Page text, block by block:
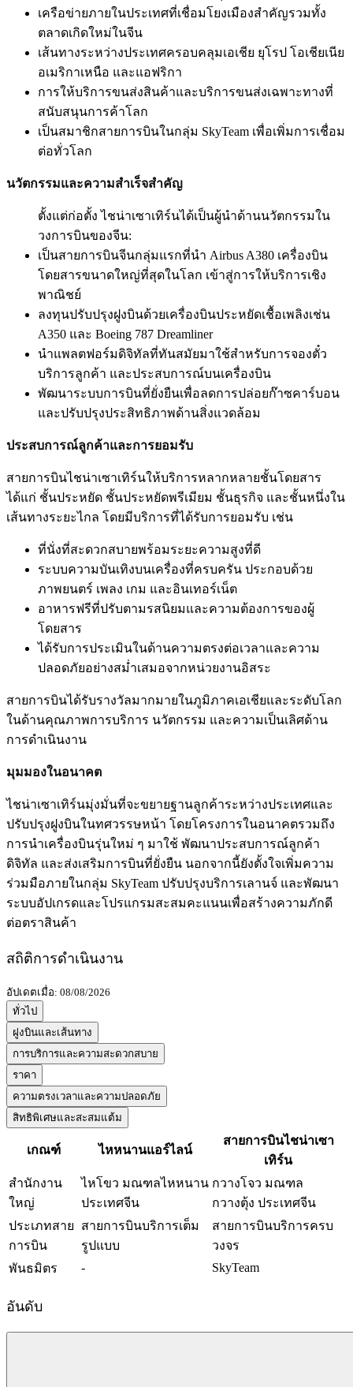
เครือข่ายภายในประเทศที่เชื่อมโยงเมืองสำคัญรวมทั้ง
ตลาดเกิดใหม่ในจีน
เส้นทางระหว่างประเทศครอบคลุมเอเชีย ยุโรป โอเชียเนีย
อเมริกาเหนือ และแอฟริกา
การให้บริการขนส่งสินค้าและบริการขนส่งเฉพาะทางที่
สนับสนุนการค้าโลก
เป็นสมาชิกสายการบินในกลุ่ม SkyTeam เพื่อเพิ่มการเชื่อม
ต่อทั่วโลก
นวัตกรรมและความสำเร็จสำคัญ
ตั้งแต่ก่อตั้ง ไชน่าเซาเทิร์นได้เป็นผู้นำด้านนวัตกรรมใน
วงการบินของจีน:
เป็นสายการบินจีนกลุ่มแรกที่นำ Airbus A380 เครื่องบิน
โดยสารขนาดใหญ่ที่สุดในโลก เข้าสู่การให้บริการเชิง
พาณิชย์
ลงทุนปรับปรุงฝูงบินด้วยเครื่องบินประหยัดเชื้อเพลิงเช่น
A350 และ Boeing 787 Dreamliner
นำแพลตฟอร์มดิจิทัลที่ทันสมัยมาใช้สำหรับการจองตั๋ว
บริการลูกค้า และประสบการณ์บนเครื่องบิน
พัฒนาระบบการบินที่ยั่งยืนเพื่อลดการปล่อยก๊าซคาร์บอน
และปรับปรุงประสิทธิภาพด้านสิ่งแวดล้อม
ประสบการณ์ลูกค้าและการยอมรับ
สายการบินไชน่าเซาเทิร์นให้บริการหลากหลายชั้นโดยสาร
ได้แก่ ชั้นประหยัด ชั้นประหยัดพรีเมียม ชั้นธุรกิจ และชั้นหนึ่งใน
เส้นทางระยะไกล โดยมีบริการที่ได้รับการยอมรับ เช่น
ที่นั่งที่สะดวกสบายพร้อมระยะความสูงที่ดี
ระบบความบันเทิงบนเครื่องที่ครบครัน ประกอบด้วย
ภาพยนตร์ เพลง เกม และอินเทอร์เน็ต
อาหารฟรีที่ปรับตามรสนิยมและความต้องการของผู้
โดยสาร
ได้รับการประเมินในด้านความตรงต่อเวลาและความ
ปลอดภัยอย่างสม่ำเสมอจากหน่วยงานอิสระ
สายการบินได้รับรางวัลมากมายในภูมิภาคเอเชียและระดับโลก
ในด้านคุณภาพการบริการ นวัตกรรม และความเป็นเลิศด้าน
การดำเนินงาน
มุมมองในอนาคต
ไชน่าเซาเทิร์นมุ่งมั่นที่จะขยายฐานลูกค้าระหว่างประเทศและ
ปรับปรุงฝูงบินในทศวรรษหน้า โดยโครงการในอนาคตรวมถึง
การนำเครื่องบินรุ่นใหม่ ๆ มาใช้ พัฒนาประสบการณ์ลูกค้า
ดิจิทัล และส่งเสริมการบินที่ยั่งยืน นอกจากนี้ยังตั้งใจเพิ่มความ
ร่วมมือภายในกลุ่ม SkyTeam ปรับปรุงบริการเลานจ์ และพัฒนา
ระบบอัปเกรดและโปรแกรมสะสมคะแนนเพื่อสร้างความภักดี
ต่อตราสินค้า
สถิติการดำเนินงาน
อัปเดตเมื่อ: 08/08/2026
ทั่วไป
ฝูงบินและเส้นทาง
การบริการและความสะดวกสบาย
ราคา
ความตรงเวลาและความปลอดภัย
สิทธิพิเศษและสะสมแต้ม
เกณฑ์ ไหหนานแอร์ไลน์
สายการบินไชน่าเซา
เทิร์น
สำนักงาน
ใหญ่
ไหโขว มณฑลไหหนาน
ประเทศจีน
กวางโจว มณฑล
กวางตุ้ง ประเทศจีน
ประเภทสาย
การบิน
สายการบินบริการเต็ม
รูปแบบ
สายการบินบริการครบ
วงจร
พันธมิตร
- SkyTeam
อันดับ